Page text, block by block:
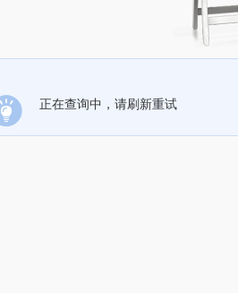
正在查询中，请刷新重试